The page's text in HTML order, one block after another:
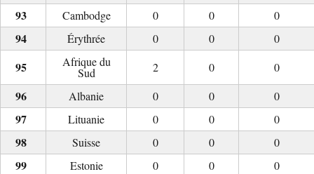
Cambodge
0 0
0
Érythrée
0 0
0
Afrique du
Sud 2 0
0
Albanie
0 0
0
Lituanie
0 0
0
Suisse
0 0
0
Estonie
0 0
0